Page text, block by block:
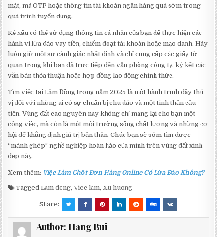
mặt, mã OTP hoặc thông tin tài khoản ngân hàng quá sớm trong
quá trình tuyển dụng.
Kẻ xấu có thể sử dụng thông tin cá nhân của bạn để thực hiện các
hành vi lừa đảo vay tiền, chiếm đoạt tài khoản hoặc mạo danh. Hãy
luôn giữ một sự cảnh giác nhất định và chỉ cung cấp các giấy tờ
quan trọng khi bạn đã trực tiếp đến văn phòng công ty, ký kết các
văn bản thỏa thuận hoặc hợp đồng lao động chính thức.
Tìm việc tại Lâm Đồng trong năm 2025 là một hành trình đầy thú
vị đối với những ai có sự chuẩn bị chu đáo và một tinh thần cầu
tiến. Vùng đất cao nguyên này không chỉ mang lại cho bạn một
công việc, mà còn là một môi trường sống chất lượng và những cơ
hội để khẳng định giá trị bản thân. Chúc bạn sẽ sớm tìm được
“mảnh ghép” nghề nghiệp hoàn hảo của mình trên vùng đất xinh
đẹp này.
Xem thêm: Việc Làm Chốt Đơn Hàng Online Có Lừa Đảo Không?
TaggedLam dong,Viec lam,Xu huong
Share:
Author: Hang Bui